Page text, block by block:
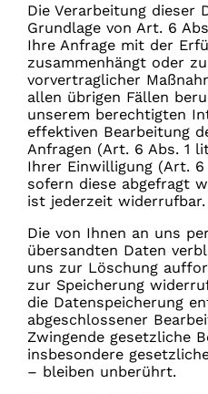
Die Verarbeitung dieser
Grundlage von Art. 6
Ihre Anfrage mit der
zusammenhängt oder
vorvertraglicher
allen übrigen Fällen
unserem berechtigten
effektiven Bearbeitung
Anfragen (Art. 6 Abs. 1
Ihrer Einwilligung (Art. 6
sofern diese abgefragt
ist jederzeit widerrufbar.
Die von Ihnen an uns
übersandten Daten
uns zur Löschung
zur Speicherung
die Datenspeicherung
abgeschlossener
Zwingende gesetzliche
insbesondere
– bleiben unberührt.